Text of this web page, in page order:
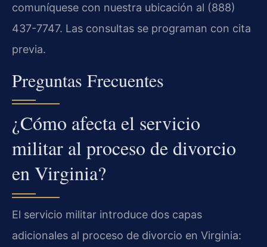
comuníquese con nuestra ubicación al (888)
437-7747. Las consultas se programan con cita
previa.
Preguntas Frecuentes
¿Cómo afecta el servicio
militar al proceso de divorcio
en Virginia?
El servicio militar introduce dos capas
adicionales al proceso de divorcio en Virginia: